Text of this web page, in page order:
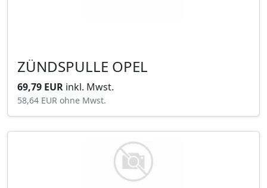
ZÜNDSPULLE OPEL
69,79 EUR inkl. Mwst.
58,64 EUR ohne Mwst.